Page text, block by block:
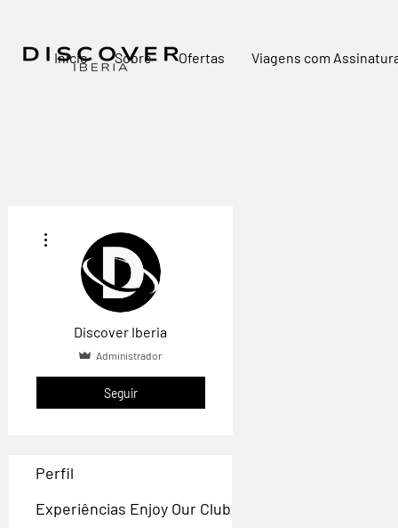
Início Sobre Ofertas Viagens com
Discover Iberia
Administrador
Seguir
Perfil
Experiências Enjoy Our Club